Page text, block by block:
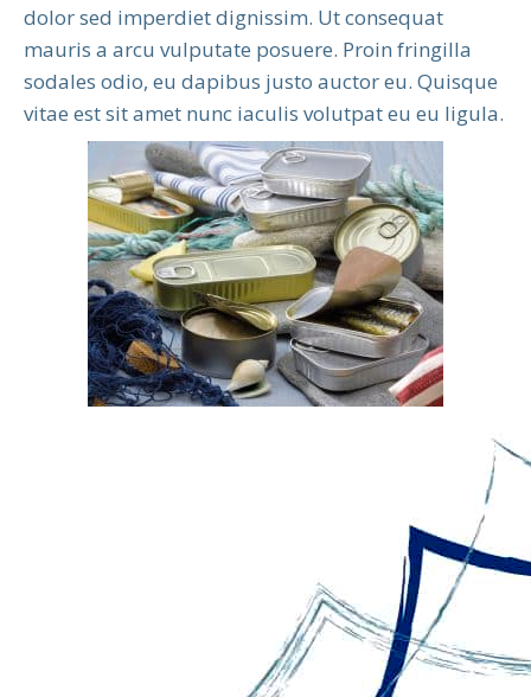
dolor sed imperdiet dignissim. Ut consequat
mauris a arcu vulputate posuere. Proin fringilla
sodales odio, eu dapibus justo auctor eu. Quisque
vitae est sit amet nunc iaculis volutpat eu eu ligula.